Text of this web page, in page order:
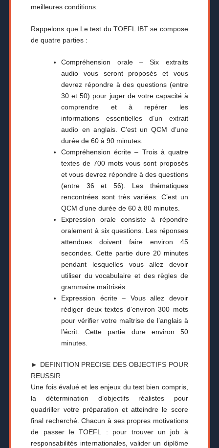
meilleures conditions.
Rappelons que Le test du TOEFL IBT se compose
de quatre parties :
Compréhension orale – Six extraits
audio vous seront proposés et vous
devrez répondre à des questions (entre
30 et 50) pour juger de votre capacité à
comprendre et à repérer les
informations essentielles d’un extrait
audio en anglais. C’est un QCM d’une
durée de 60 à 90 minutes.
Compréhension écrite – Trois à quatre
textes de 700 mots vous sont proposés
et vous devrez répondre à des questions
(entre 36 et 56). Les thématiques
rencontrées sont très variées. C’est un
QCM d’une durée de 60 à 80 minutes.
Expression orale consiste à répondre
oralement à six questions. Les réponses
attendues doivent faire environ 45
secondes. Cette partie dure 20 minutes
pendant lesquelles vous allez devoir
utiliser du vocabulaire et des règles de
grammaire maîtrisés.
Expression écrite – Vous allez devoir
rédiger deux textes d’environ 300 mots
pour vérifier votre maîtrise de l’anglais à
l’écrit. Cette partie dure environ 50
minutes.
► DEFINITION PRECISE DES OBJECTIFS POUR
REUSSIR
Une fois évalué et les enjeux du test bien compris,
la détermination d’objectifs réalistes pour
quadriller votre préparation et atteindre le score
final recherché. Chacun à ses propres motivations
de passer le TOEFL : pour trouver un job à
responsabilités internationales, valider un diplôme